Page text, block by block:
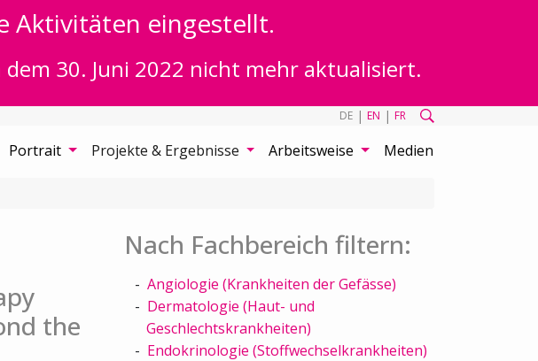
Aktivitäten eingestellt.
30. Juni 2022 nicht mehr aktualisiert.
DE | EN | FR
Portrait Projekte & Ergebnisse Arbeitsweise Medien
the
Nach Fachbereich filtern:
Angiologie (Krankheiten der Gefässe)
Dermatologie (Haut- und
Geschlechtskrankheiten)
Endokrinologie (Stoffwechselkrankheiten)